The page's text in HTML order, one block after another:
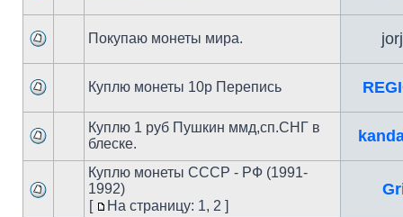
Покупаю монеты мира.
Куплю монеты 10р Перепись
Куплю 1 руб Пушкин ммд,сп.СНГ в
блеске.
Куплю монеты СССР - РФ (1991-
1992)
[
На страницу: 1, 2 ]